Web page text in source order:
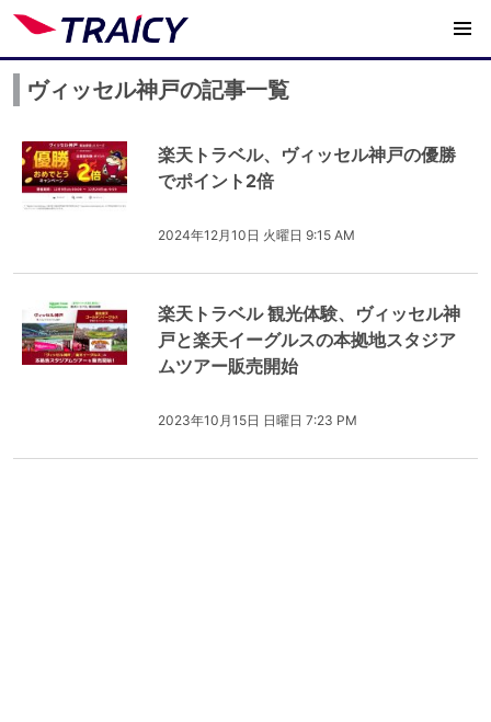
ヴィッセル神戸の記事一覧
楽天トラベル、ヴィッセル神戸の優勝
でポイント2倍
2024年12月10日 火曜日 9:15 AM
楽天トラベル 観光体験、ヴィッセル神
戸と楽天イーグルスの本拠地スタジア
ムツアー販売開始
2023年10月15日 日曜日 7:23 PM